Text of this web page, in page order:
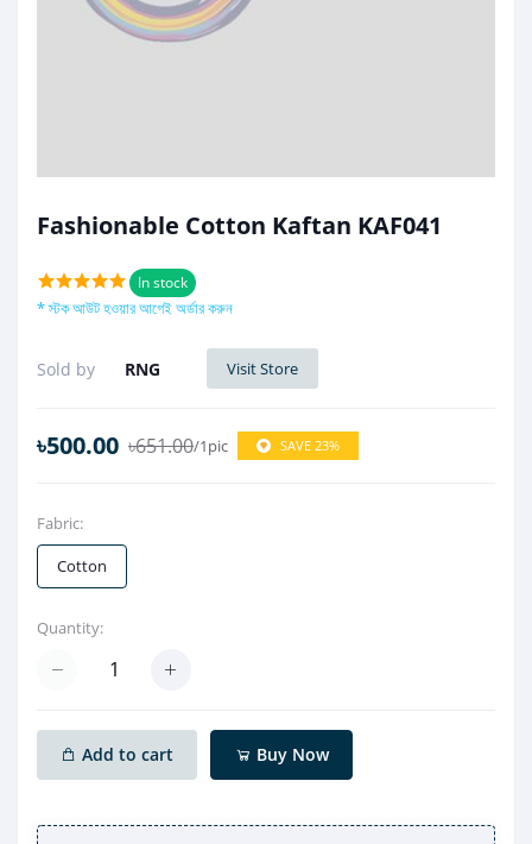
Fashionable Cotton Kaftan KAF041
In stock
* স্টক আউট হওয়ার আগেই অর্ডার করুন
Sold by RNG Visit Store
৳500.00 ৳651.00/1pic SAVE 23%
Fabric:
Cotton
Quantity:
Add to cart Buy Now